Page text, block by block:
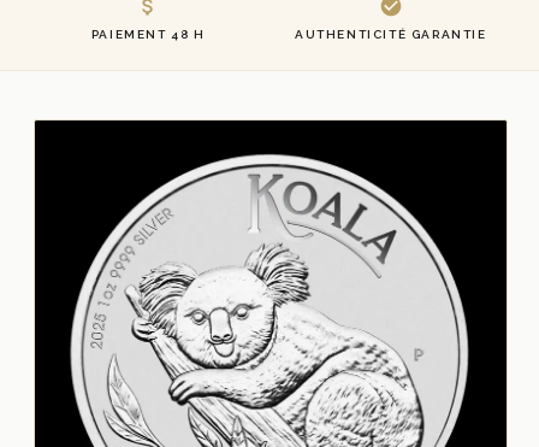
PAIEMENT 48 H AUTHENTICITÉ GARANTIE